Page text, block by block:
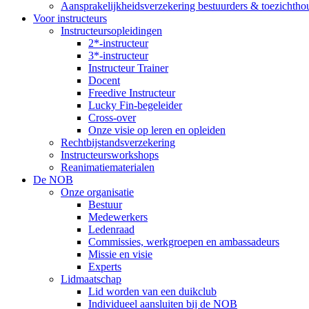
Aansprakelijkheidsverzekering bestuurders &
Voor instructeurs
Instructeursopleidingen
2*-instructeur
3*-instructeur
Instructeur Trainer
Docent
Freedive Instructeur
Lucky Fin-begeleider
Cross-over
Onze visie op leren en opleiden
Rechtbijstandsverzekering
Instructeursworkshops
Reanimatiematerialen
De NOB
Onze organisatie
Bestuur
Medewerkers
Ledenraad
Commissies, werkgroepen en ambassadeurs
Missie en visie
Experts
Lidmaatschap
Lid worden van een duikclub
Individueel aansluiten bij de NOB